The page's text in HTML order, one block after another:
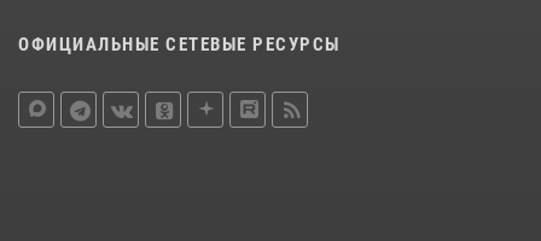
ОФИЦИАЛЬНЫЕ СЕТЕВЫЕ РЕСУРСЫ